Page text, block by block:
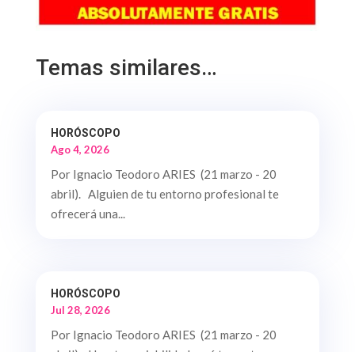
Temas similares…
HORÓSCOPO
Ago 4, 2026
Por Ignacio Teodoro ARIES (21 marzo - 20
abril). Alguien de tu entorno profesional te
ofrecerá una...
HORÓSCOPO
Jul 28, 2026
Por Ignacio Teodoro ARIES (21 marzo - 20